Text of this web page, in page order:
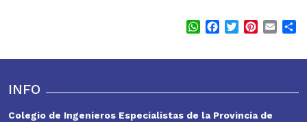
WhatsApp
Facebook
TwitterPinterest
Email
INFO
Colegio de Ingenieros Especialistas de la Provincia de